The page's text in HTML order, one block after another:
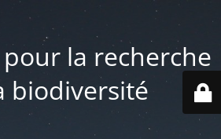
la recherche
biodiversité